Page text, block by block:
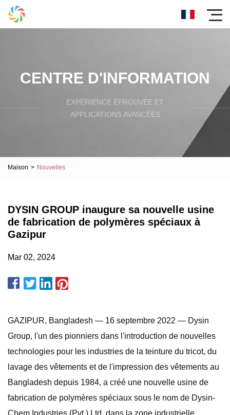
CENTRE D'INFORMATION
EXPÉRIENCE ÉPROUVÉE ET
APPLICATIONS AVANCÉES
Maison > Nouvelles
DYSIN GROUP inaugure sa nouvelle usine
de fabrication de polymères spéciaux à
Gazipur
Mar 02, 2024
GAZIPUR, Bangladesh — 16 septembre 2022 — Dysin
Group, l'un des pionniers dans l'introduction de nouvelles
technologies pour les industries de la teinture du tricot, du
lavage des vêtements et de l'impression des vêtements au
Bangladesh depuis 1984, a créé une nouvelle usine de
fabrication de polymères spéciaux sous le nom de Dysin-
Chem Industries (Pvt.) Ltd. dans la zone industrielle